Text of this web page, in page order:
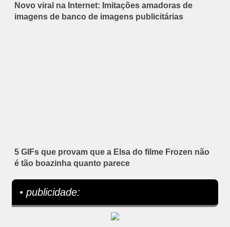
Novo viral na Internet: Imitações amadoras de
imagens de banco de imagens publicitárias
5 GIFs que provam que a Elsa do filme Frozen não
é tão boazinha quanto parece
• publicidade: